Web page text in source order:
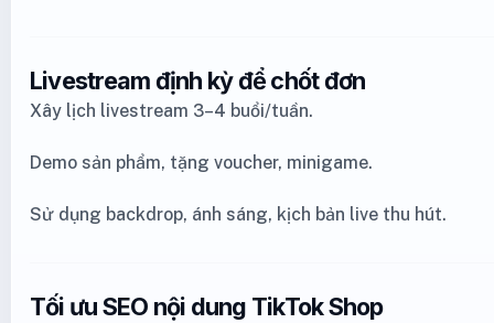
Livestream định kỳ để chốt đơn
Xây lịch livestream 3–4 buổi/tuần.
Demo sản phẩm, tặng voucher, minigame.
Sử dụng backdrop, ánh sáng, kịch bản live thu hút.
Tối ưu SEO nội dung TikTok Shop